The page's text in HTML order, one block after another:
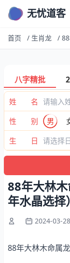
无忧道客
首页 / 生肖龙 /
八字精批
姓 名
性 别
男
生 日
88年大林
年水晶选择）
2024-03-
88年大林木命属